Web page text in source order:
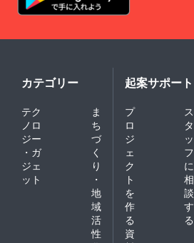
カテゴリー
テク
ノロ
ジー
・ガ
ジェ
ット
ま
ち
づ
く
り
・
地
域
活
性
起案サポート
プ
ロ
ジ
ェ
ク
ト
を
作
る
ス
タ
ッ
フ
に
相
談
す
る
資